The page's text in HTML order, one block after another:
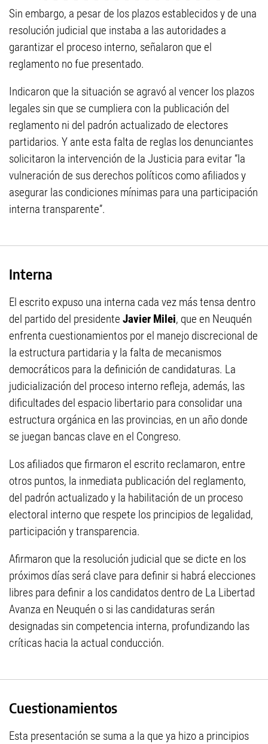
Sin embargo, a pesar de los plazos establecidos y de una
resolución judicial que instaba a las autoridades a
garantizar el proceso interno, señalaron que el
reglamento no fue presentado.
Indicaron que la situación se agravó al vencer los plazos
legales sin que se cumpliera con la publicación del
reglamento ni del padrón actualizado de electores
partidarios. Y ante esta falta de reglas los denunciantes
solicitaron la intervención de la Justicia para evitar “la
vulneración de sus derechos políticos como afiliados y
asegurar las condiciones mínimas para una participación
interna transparente”.
Interna
El escrito expuso una interna cada vez más tensa dentro
del partido del presidente Javier Milei, que en Neuquén
enfrenta cuestionamientos por el manejo discrecional de
la estructura partidaria y la falta de mecanismos
democráticos para la definición de candidaturas. La
judicialización del proceso interno refleja, además, las
dificultades del espacio libertario para consolidar una
estructura orgánica en las provincias, en un año donde
se juegan bancas clave en el Congreso.
Los afiliados que firmaron el escrito reclamaron, entre
otros puntos, la inmediata publicación del reglamento,
del padrón actualizado y la habilitación de un proceso
electoral interno que respete los principios de legalidad,
participación y transparencia.
Afirmaron que la resolución judicial que se dicte en los
próximos días será clave para definir si habrá elecciones
libres para definir a los candidatos dentro de La Libertad
Avanza en Neuquén o si las candidaturas serán
designadas sin competencia interna, profundizando las
críticas hacia la actual conducción.
Cuestionamientos
Esta presentación se suma a la que ya hizo a principios